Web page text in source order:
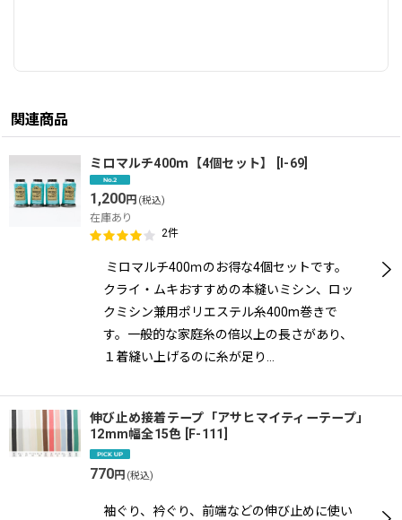
関連商品
ミロマルチ400ｍ【4個セット】 I-69
1,200円 (税込)
在庫あり
2件
ミロマルチ400ｍのお得な4個セットです。
クライ・ムキおすすめの本縫いミシン、ロッ
クミシン兼用ポリエステル糸400m巻きで
す。一般的な家庭糸の倍以上の長さがあり、
１着縫い上げるのに糸が足り…
伸び止め接着テープ「アサヒマイティーテープ」
12mm幅全15色
F-111
770円 (税込)
袖ぐり、衿ぐり、前端などの伸び止めに使い